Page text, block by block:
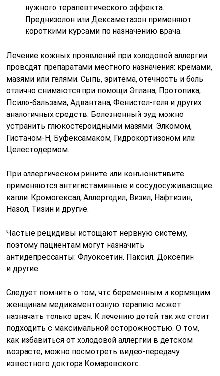
нужного терапевтического эффекта.
Преднизолон или Дексаметазон применяют
короткими курсами по назначению врача.
Лечение кожных проявлений при холодовой аллергии
проводят препаратами местного назначения: кремами,
мазями или гелями. Сыпь, эритема, отечность и боль
отлично снимаются при помощи Эплана, Протопика,
Псило-бальзама, Адвантана, Фенистел-геля и других
аналогичных средств. Болезненный зуд можно
устранить глюкостероидными мазями: Элкомом,
Гистаном-Н, Буфексамаком, Гидрокортизоном или
Целестодермом.
При аллергическом рините или конъюнктивите
применяются антигистаминные и сосудосуживающие
капли: Кромогексал, Аллергодил, Визил, Нафтизин,
Назол, Тизин и другие.
Частые рецидивы истощают нервную систему,
поэтому пациентам могут назначить
антидепрессанты: Флуоксетин, Паксил, Доксепин
и другие.
Следует помнить о том, что беременным и кормящим
женщинам медикаментозную терапию может
назначать только врач. К лечению детей так же стоит
подходить с максимальной осторожностью. О том,
как избавиться от холодовой аллергии в детском
возрасте, можно посмотреть видео-передачу
известного доктора Комаровского.